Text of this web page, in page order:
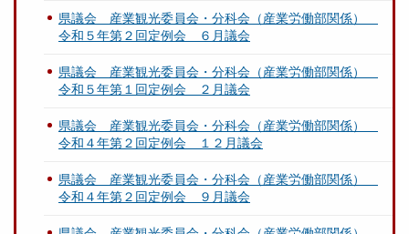
県議会 産業観光委員会・分科会（産業労働部関係）
令和５年第２回定例会 ６月議会
県議会 産業観光委員会・分科会（産業労働部関係）
令和５年第１回定例会 ２月議会
県議会 産業観光委員会・分科会（産業労働部関係）
令和４年第２回定例会 １２月議会
県議会 産業観光委員会・分科会（産業労働部関係）
令和４年第２回定例会 ９月議会